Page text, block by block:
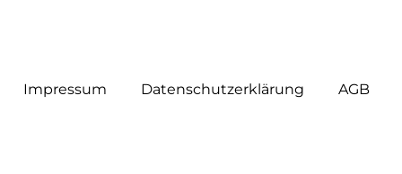
Impressum Daten­schutz­erklärung AGB